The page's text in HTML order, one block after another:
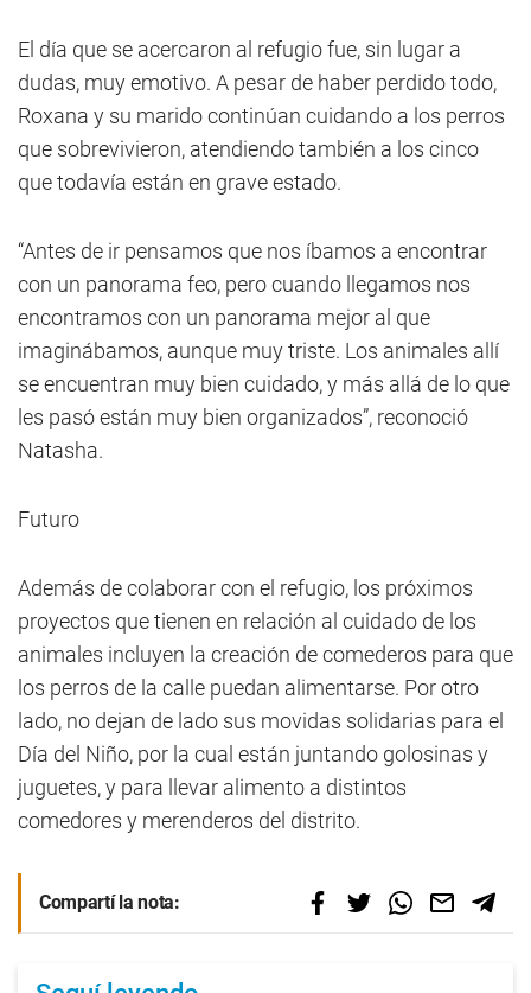
El día que se acercaron al refugio fue, sin lugar a
dudas, muy emotivo. A pesar de haber perdido todo,
Roxana y su marido continúan cuidando a los perros
que sobrevivieron, atendiendo también a los cinco
que todavía están en grave estado.
“Antes de ir pensamos que nos íbamos a encontrar
con un panorama feo, pero cuando llegamos nos
encontramos con un panorama mejor al que
imaginábamos, aunque muy triste. Los animales allí
se encuentran muy bien cuidado, y más allá de lo que
les pasó están muy bien organizados”, reconoció
Natasha.
Futuro
Además de colaborar con el refugio, los próximos
proyectos que tienen en relación al cuidado de los
animales incluyen la creación de comederos para que
los perros de la calle puedan alimentarse. Por otro
lado, no dejan de lado sus movidas solidarias para el
Día del Niño, por la cual están juntando golosinas y
juguetes, y para llevar alimento a distintos
comedores y merenderos del distrito.
Compartí la nota: